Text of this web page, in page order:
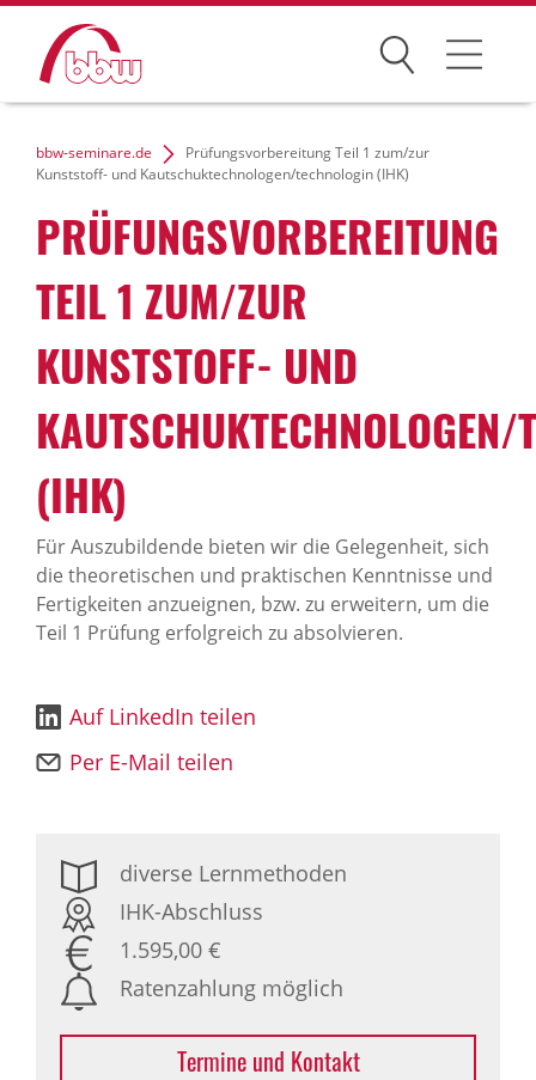
Suchen
Weiterbildung
Kongresse
Förderungen
Projekte
Über uns
News Archiv
bbw-seminare.de
Prüfungsvorbereitung Teil 1 zum/zur
Kunststoff- und Kautschuktechnologen/technologin (IHK)
PRÜFUNGSVORBEREITUNG
TEIL 1 ZUM/ZUR
KUNSTSTOFF- UND
KAUTSCHUKTECHNOLOGEN/
(IHK)
Für Auszubildende bieten wir die Gelegenheit, sich
die theoretischen und praktischen Kenntnisse und
Fertigkeiten anzueignen, bzw. zu erweitern, um die
Teil 1 Prüfung erfolgreich zu absolvieren.
Auf LinkedIn teilen
Per E-Mail teilen
diverse Lernmethoden
IHK-Abschluss
1.595,00 €
Ratenzahlung möglich
Termine und Kontakt